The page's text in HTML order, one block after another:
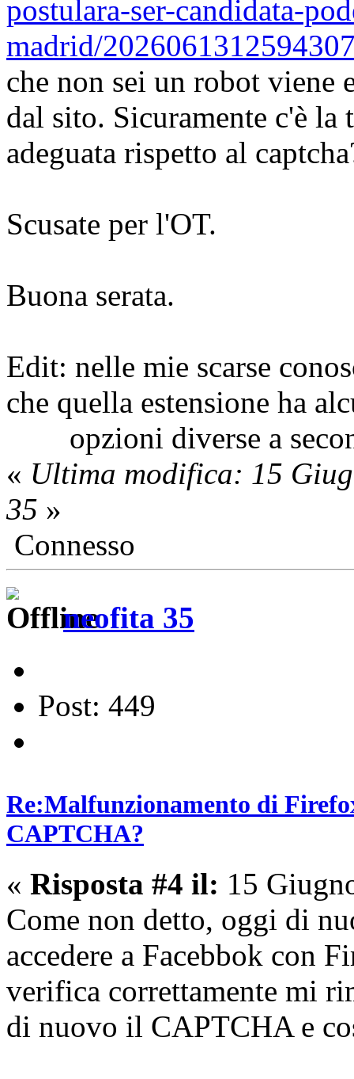
postulara-ser-candidata-
madrid/
che non sei un robot viene
dal sito. Sicuramente c'è la
adeguata rispetto al
Scusate per l'OT.
Buona serata.
Edit: nelle mie scarse
che quella estensione ha
opzioni diverse a
« Ultima modifica: 15
35 »
Connesso
neofita 35
Post: 449
Re:Malfunzionamento di
CAPTCHA?
« Risposta #4 il: 15
Come non detto, oggi di
accedere a Facebbok con
verifica correttamente mi
di nuovo il CAPTCHA e